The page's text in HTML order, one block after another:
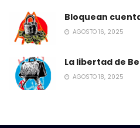
Bloquean
AGOSTO 16, 2025
La libertad de
AGOSTO 18, 2025